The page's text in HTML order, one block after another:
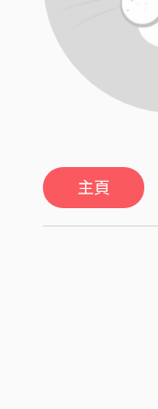
主頁